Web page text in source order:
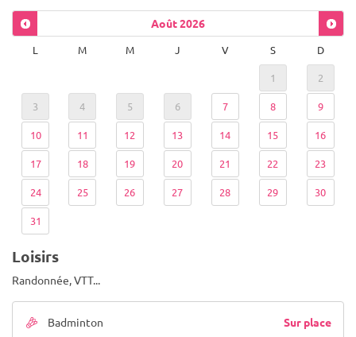
Août2026
L M M J V S D
1 2
3 4 5 6 7 8 9
10 11 12 13 14 15 16
17 18 19 20 21 22 23
24 25 26 27 28 29 30
31
Loisirs
Randonnée, VTT...
Badminton Sur place